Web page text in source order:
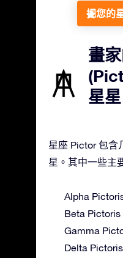
把您的
畫
星星
星座 Pictor 包含
星。其中一些主
Alpha
Beta Pictoris
Gamma
Delta Pictoris